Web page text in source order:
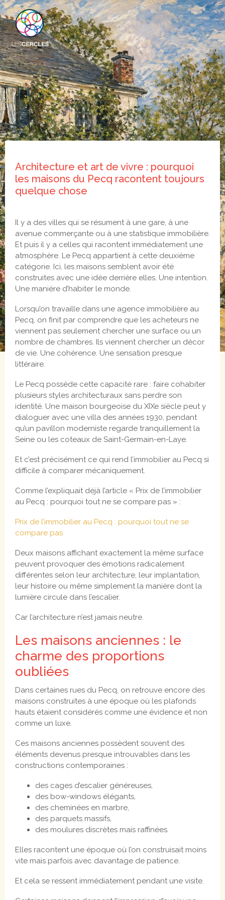
Architecture et art de vivre : pourquoi
les maisons du Pecq racontent toujours
quelque chose
Il y a des villes qui se résument à une gare, à une
avenue commerçante ou à une statistique immobilière.
Et puis il y a celles qui racontent immédiatement une
atmosphère. Le Pecq appartient à cette deuxième
catégorie. Ici, les maisons semblent avoir été
construites avec une idée derrière elles. Une intention.
Une manière d’habiter le monde.
Lorsqu’on travaille dans une agence immobilière au
Pecq, on finit par comprendre que les acheteurs ne
viennent pas seulement chercher une surface ou un
nombre de chambres. Ils viennent chercher un décor
de vie. Une cohérence. Une sensation presque
littéraire.
Le Pecq possède cette capacité rare : faire cohabiter
plusieurs styles architecturaux sans perdre son
identité. Une maison bourgeoise du XIXe siècle peut y
dialoguer avec une villa des années 1930, pendant
qu’un pavillon moderniste regarde tranquillement la
Seine ou les coteaux de Saint-Germain-en-Laye.
Et c’est précisément ce qui rend l’immobilier au Pecq si
difficile à comparer mécaniquement.
Comme l’expliquait déjà l’article « Prix de l’immobilier
au Pecq : pourquoi tout ne se compare pas » :
Prix de l’immobilier au Pecq : pourquoi tout ne se
compare pas
Deux maisons affichant exactement la même surface
peuvent provoquer des émotions radicalement
différentes selon leur architecture, leur implantation,
leur histoire ou même simplement la manière dont la
lumière circule dans l’escalier.
Car l’architecture n’est jamais neutre.
Les maisons anciennes : le
charme des proportions
oubliées
Dans certaines rues du Pecq, on retrouve encore des
maisons construites à une époque où les plafonds
hauts étaient considérés comme une évidence et non
comme un luxe.
Ces maisons anciennes possèdent souvent des
éléments devenus presque introuvables dans les
constructions contemporaines :
des cages d’escalier généreuses,
des bow-windows élégants,
des cheminées en marbre,
des parquets massifs,
des moulures discrètes mais raffinées.
Elles racontent une époque où l’on construisait moins
vite mais parfois avec davantage de patience.
Et cela se ressent immédiatement pendant une visite.